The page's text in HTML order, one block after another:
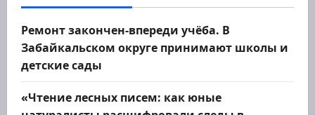
о
з
а
п
Ремонт закончен-впереди учёба. В
Забайкальском округе принимают школы и
детские сады
«Чтение лесных писем: как юные